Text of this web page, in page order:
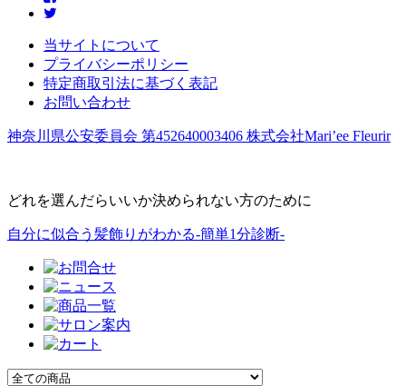
当サイトについて
プライバシーポリシー
特定商取引法に基づく表記
お問い合わせ
神奈川県公安委員会 第452640003406 株式会社Mari’ee Fleurir
どれを選んだらいいか決められない方のために
自分に似合う髪飾りがわかる-簡単1分診断-